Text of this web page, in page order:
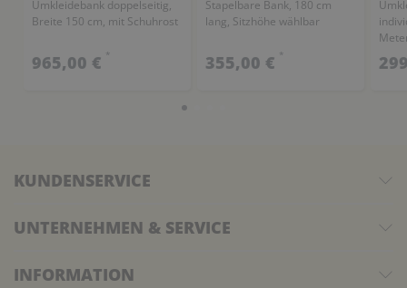
Umkleidebank doppelseitig,
Breite 150 cm, mit Schuhrost
965,00 € *
Stapelbare Bank, 180 cm
lang, Sitzhöhe wählbar
355,00 € *
KUNDENSERVICE
UNTERNEHMEN & SERVICE
INFORMATION